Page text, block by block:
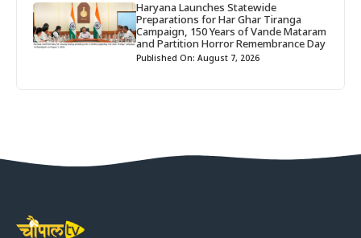
Haryana Launches Statewide
Preparations for Har Ghar Tiranga
Campaign, 150 Years of Vande Mataram
and Partition Horror Remembrance Day
Published On: August 7, 2026